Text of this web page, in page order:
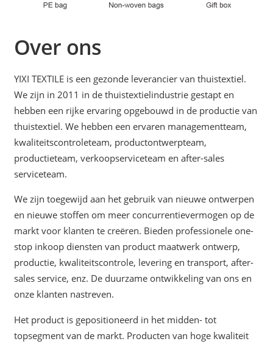
Over ons
YIXI TEXTILE is een gezonde leverancier van thuistextiel.
We zijn in 2011 in de thuistextielindustrie gestapt en
hebben een rijke ervaring opgebouwd in de productie van
thuistextiel. We hebben een ervaren managementteam,
kwaliteitscontroleteam, productontwerpteam,
productieteam, verkoopserviceteam en after-sales
serviceteam.
We zijn toegewijd aan het gebruik van nieuwe ontwerpen
en nieuwe stoffen om meer concurrentievermogen op de
markt voor klanten te creëren. Bieden professionele one-
stop inkoop diensten van product maatwerk ontwerp,
productie, kwaliteitscontrole, levering en transport, after-
sales service, enz. De duurzame ontwikkeling van ons en
onze klanten nastreven.
Het product is gepositioneerd in het midden- tot
topsegment van de markt. Producten van hoge kwaliteit